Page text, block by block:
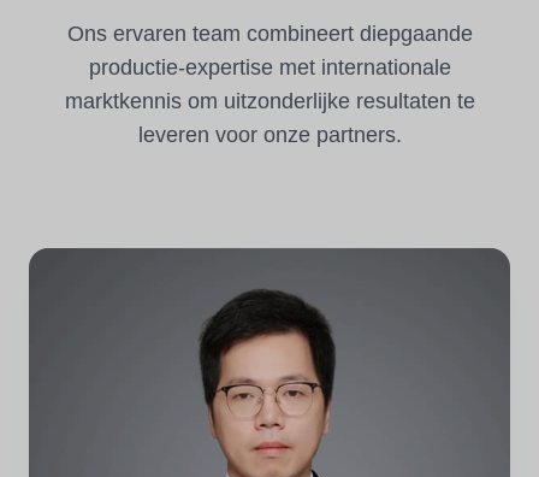
Ons ervaren team combineert diepgaande
productie-expertise met internationale
marktkennis om uitzonderlijke resultaten te
leveren voor onze partners.